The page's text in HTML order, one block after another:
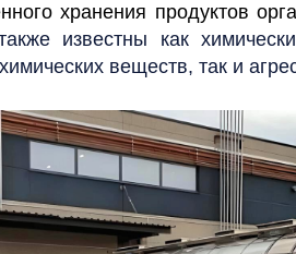
хранения продуктов
известны как
веществ, так и